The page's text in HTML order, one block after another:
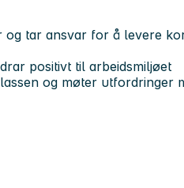
og tar ansvar for å levere
positivt til arbeidsmiljøet
og møter utfordringer